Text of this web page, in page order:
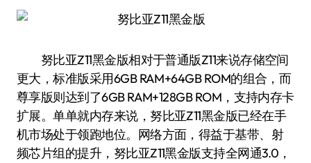
努比亚Z11黑金版相对于普通版Z11来说存储空间
更大，标准版采用6GB RAM+64GB ROM的组合，而
尊享版则达到了6GB RAM+128GB ROM，支持内存卡
扩展。单单就内存来说，努比亚Z11黑金版已经在手
机市场处于领跑地位。网络方面，得益于基带、射
频芯片组的提升，努比亚Z11黑金版支持全网通3.0，